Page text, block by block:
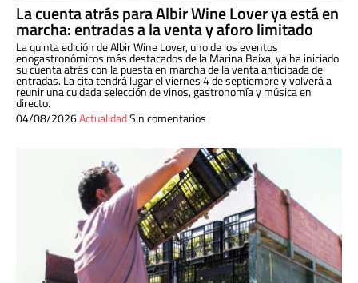
La cuenta atrás para Albir Wine Lover ya está en
marcha: entradas a la venta y aforo limitado
La quinta edición de Albir Wine Lover, uno de los eventos
enogastronómicos más destacados de la Marina Baixa, ya ha iniciado
su cuenta atrás con la puesta en marcha de la venta anticipada de
entradas. La cita tendrá lugar el viernes 4 de septiembre y volverá a
reunir una cuidada selección de vinos, gastronomía y música en
directo.
04/08/2026ActualidadSin comentarios